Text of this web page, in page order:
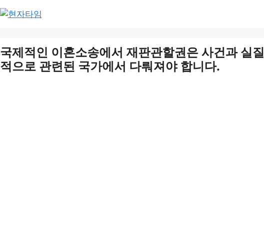
국제적인 이혼소송에서 재판관할권은 사건과 실질
적으로 관련된 국가에서 다뤄져야 합니다.